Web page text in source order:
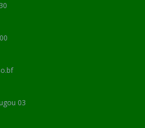
03